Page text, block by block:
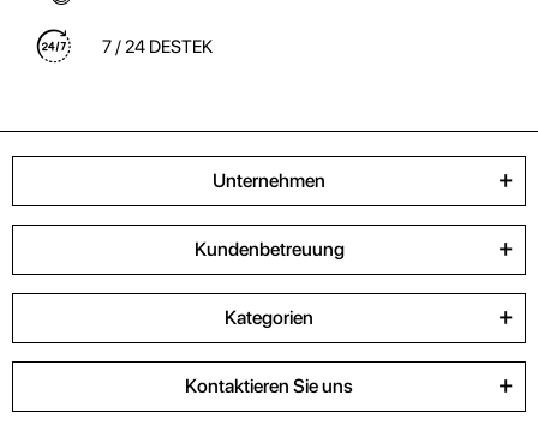
7 / 24 DESTEK
Unternehmen
Kundenbetreuung
Kategorien
Kontaktieren Sie uns